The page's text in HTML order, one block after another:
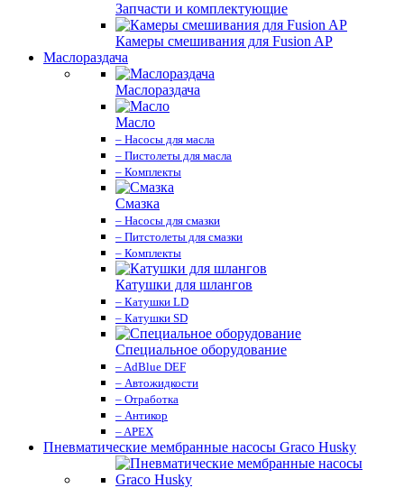
Запчасти и комплектующие
Камеры смешивания для Fusion AP
Маслораздача
Маслораздача
Масло
– Насосы для масла
– Пистолеты для масла
– Комплекты
Смазка
– Насосы для смазки
– Питстолеты для смазки
– Комплекты
Катушки для шлангов
– Катушки LD
– Катушки SD
Специальное оборудование
– AdBlue DEF
– Автожидкости
– Отработка
– Антикор
– APEX
Пневматические мембранные насосы Graco Husky